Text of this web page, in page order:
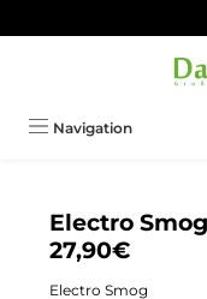
Navigation
Electro
27,90€
Electro Smog